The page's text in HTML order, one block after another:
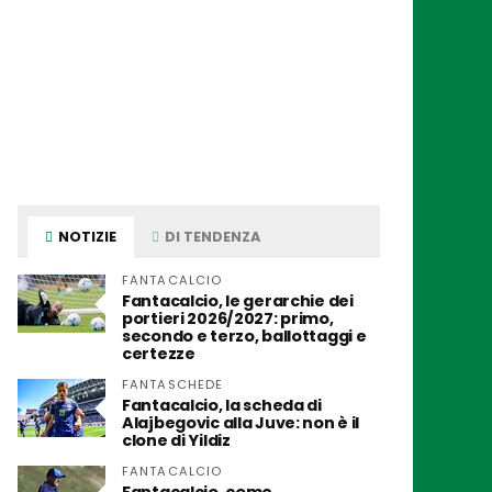
NOTIZIE DI TENDENZA
FANTACALCIO
Fantacalcio, le gerarchie dei
portieri 2026/2027: primo,
secondo e terzo, ballottaggi e
certezze
FANTASCHEDE
Fantacalcio, la scheda di
Alajbegovic alla Juve: non è il
clone di Yildiz
FANTACALCIO